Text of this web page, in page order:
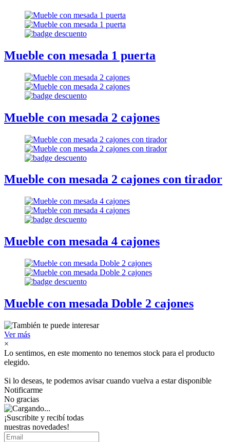
Mueble con mesada 1 puerta
Mueble con mesada 2 cajones
Mueble con mesada 2 cajones con tirador
Mueble con mesada 4 cajones
Mueble con mesada Doble 2 cajones
Ver más
×
Lo sentimos, en este momento no tenemos stock para el producto
elegido.
Si lo deseas, te podemos avisar cuando vuelva a estar disponible
Notificarme
No gracias
¡Suscribite y recibí todas
nuestras novedades!